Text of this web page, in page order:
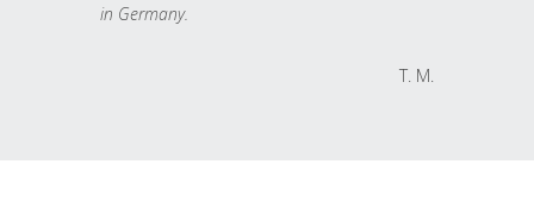
in Germany.
T. M.